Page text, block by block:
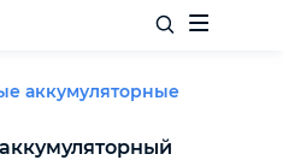
аккумуляторные